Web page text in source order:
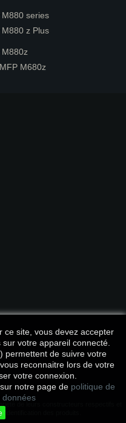
series
z Plus
M880z
M680z
de leurs constructeurs respectifs et
des produits.
ce site, vous devez accepter
votre appareil connecté.
permettent de suivre votre
reconnaitre lors de votre
votre connexion.
notre page de politique de
données